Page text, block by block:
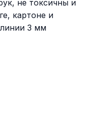
не токсичны и
картоне и
3 мм